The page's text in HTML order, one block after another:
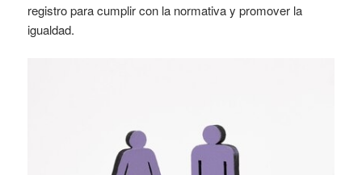
registro para cumplir con la normativa y promover la
igualdad.